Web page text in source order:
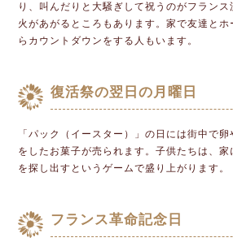
り、叫んだりと大騒ぎして祝うのがフラン
火があがるところもあります。家で友達と
らカウントダウンをする人もいます。
復活祭の翌日の月曜日
「パック（イースター）」の日には街中で
をしたお菓子が売られます。子供たちは、
を探し出すというゲームで盛り上がります。
フランス革命記念日